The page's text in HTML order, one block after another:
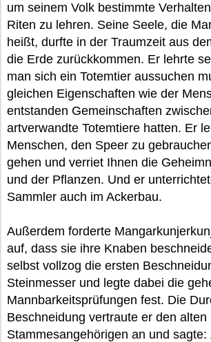
um seinem Volk bestimmte
Riten zu lehren. Seine Seele, die
heißt, durfte in der Traumzeit aus
die Erde zurückkommen. Er lehrte
man sich ein Totemtier aussuchen
gleichen Eigenschaften wie der
entstanden Gemeinschaften
artverwandte Totemtiere hatten. Er
Menschen, den Speer zu
gehen und verriet Ihnen die
und der Pflanzen. Und er
Sammler auch im Ackerbau.
Außerdem forderte
auf, dass sie ihre Knaben
selbst vollzog die ersten
Steinmesser und legte dabei die
Mannbarkeitsprüfungen fest. Die
Beschneidung vertraute er den alten
Stammesangehörigen an und sagte: